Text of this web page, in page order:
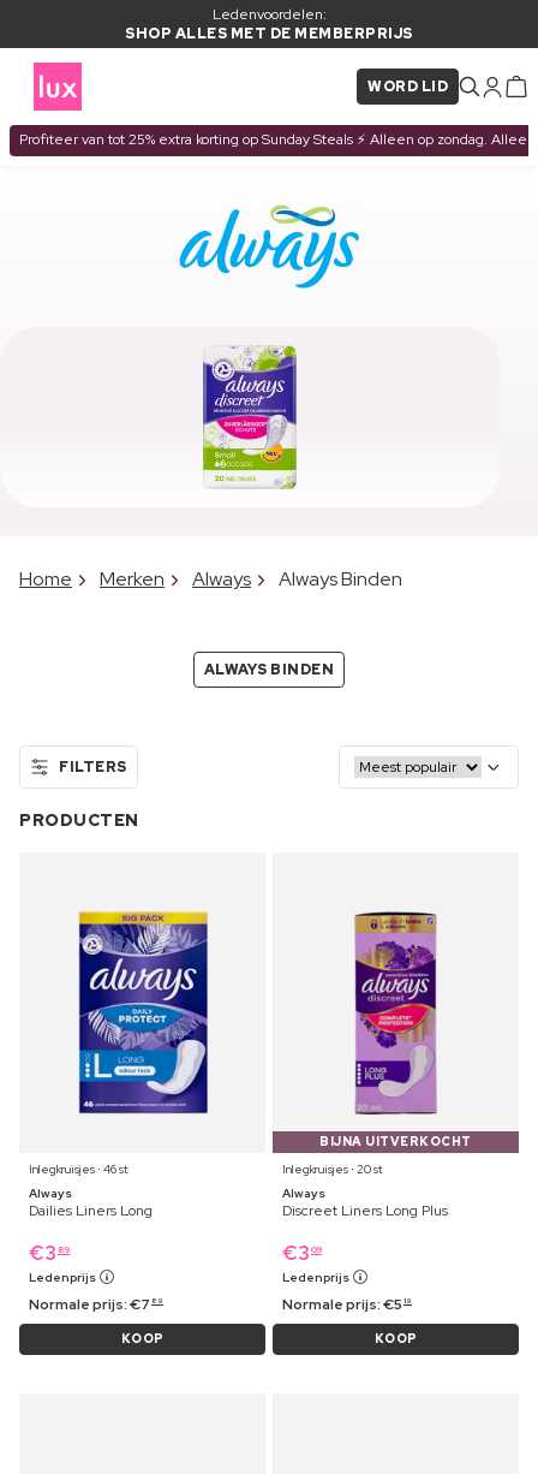
Ledenvoordelen:
SHOP ALLES MET DE MEMBERPRIJS
WORD LID
Profiteer van tot 25% extra korting op Sunday Steals ⚡ Alleen op zondag.
Home Merken Always Always Binden
ALWAYS BINDEN
FILTERS
PRODUCTEN
Inlegkruisjes ⋅ 46 st
Always
Dailies Liners Long
€3 89
Ledenprijs
Normale prijs:€7 89
KOOP
BIJNA UITVERKOCHT
Inlegkruisjes ⋅ 20 st
Always
Discreet Liners Long Plus
€3 09
Ledenprijs
Normale prijs:€5 19
KOOP